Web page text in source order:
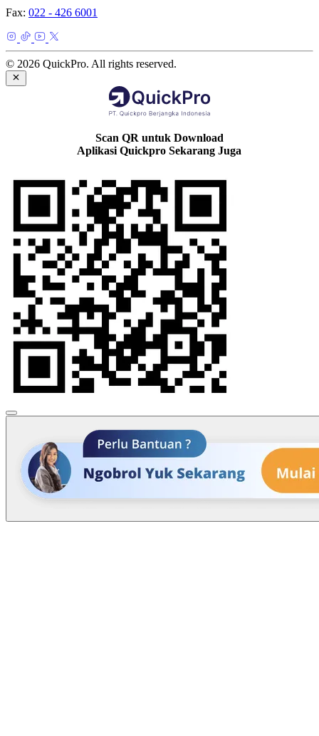
Fax: 022 - 426 6001
© 2026 QuickPro. All rights reserved.
Scan QR untuk Download
Aplikasi Quickpro Sekarang Juga